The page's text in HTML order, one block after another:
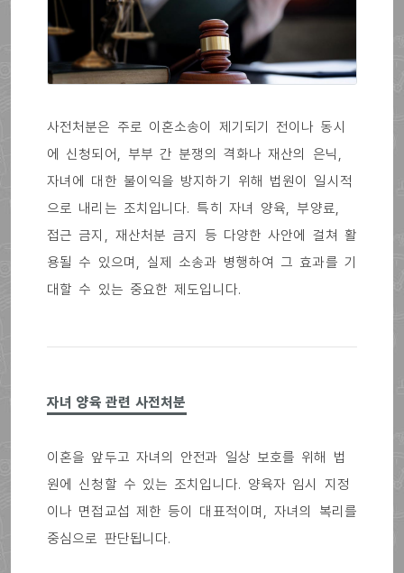
사전처분은 주로 이혼소송이 제기되기 전이나 동시
에 신청되어, 부부 간 분쟁의 격화나 재산의 은닉,
자녀에 대한 불이익을 방지하기 위해 법원이 일시적
으로 내리는 조치입니다. 특히 자녀 양육, 부양료,
접근 금지, 재산처분 금지 등 다양한 사안에 걸쳐 활
용될 수 있으며, 실제 소송과 병행하여 그 효과를 기
대할 수 있는 중요한 제도입니다.
자녀 양육 관련 사전처분
이혼을 앞두고 자녀의 안전과 일상 보호를 위해 법
원에 신청할 수 있는 조치입니다. 양육자 임시 지정
이나 면접교섭 제한 등이 대표적이며, 자녀의 복리를
중심으로 판단됩니다.